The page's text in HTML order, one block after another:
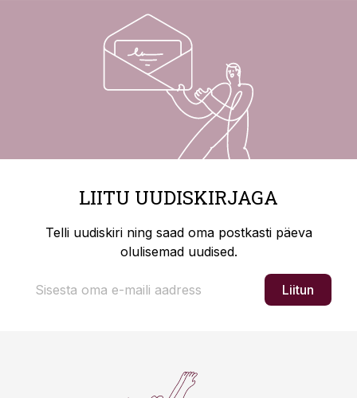
LIITU UUDISKIRJAGA
Telli uudiskiri ning saad oma postkasti päeva
olulisemad uudised.
Liitun